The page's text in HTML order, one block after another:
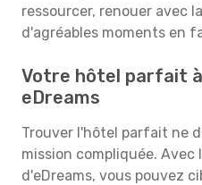
ressourcer, renouer avec
d'agréables moments en
Votre hôtel parfait
eDreams
Trouver l'hôtel parfait ne
mission compliquée.
d'eDreams, vous pouvez